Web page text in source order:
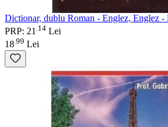
Dictionar, dublu Roman - Englez, Englez
PRP: 21 14 Lei
18 99 Lei